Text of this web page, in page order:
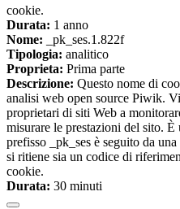
cookie.
Durata: 1 anno
Nome: _pk_ses.1.822f
Tipologia: analitico
Proprieta: Prima parte
Descrizione: Questo nome di
analisi web open source Piwik.
proprietari di siti Web a
misurare le prestazioni del sito.
prefisso _pk_ses è seguito da
si ritiene sia un codice di
cookie.
Durata: 30 minuti